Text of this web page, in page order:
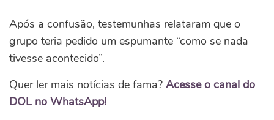
Após a confusão, testemunhas relataram que o
grupo teria pedido um espumante “como se nada
tivesse acontecido”.
Quer ler mais notícias de fama? Acesse o canal do
DOL no WhatsApp!